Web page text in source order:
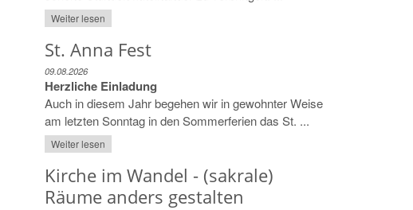
Weiter lesen
St. Anna Fest
09.08.2026
Herzliche Einladung
Auch in diesem Jahr begehen wir in gewohnter Weise
am letzten Sonntag in den Sommerferien das St. ...
Weiter lesen
Kirche im Wandel - (sakrale)
Räume anders gestalten